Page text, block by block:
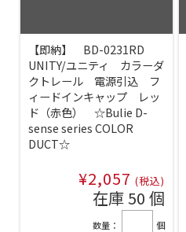
【即納】 BD-0231RD
UNITY/ユニティ カラーダ
クトレール 電源引込 フ
ィードインキャップ レッ
ド（赤色） ☆Bulie D-
sense series COLOR
DUCT☆
¥2,057 (税込)
在庫 50 個
数量： 個